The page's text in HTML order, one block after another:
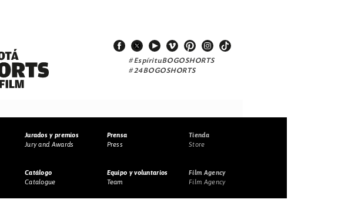
#EspírituBOGOSHORTS
#24BOGOSHORTS
Jurados y premios
Jury and Awards
Prensa
Press
Tienda
Store
Catálogo
Catalogue
Equipo y voluntarios
Team
Film Agency
Film Agency